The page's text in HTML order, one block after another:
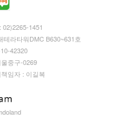
1451
라타워DMC B630~631호
42320
중구-0269
임자 : 이길복